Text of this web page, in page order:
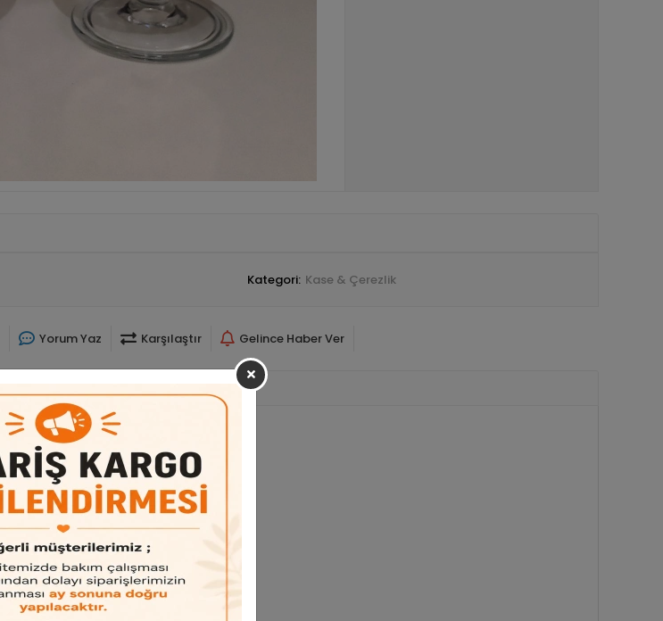
Kategori: Kase & Çerezlik
Yorum Yaz Karşılaştır Gelince Haber Ver